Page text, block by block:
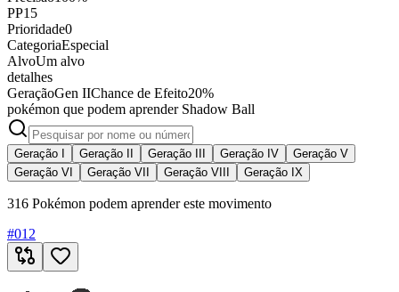
PP15
Prioridade0
CategoriaEspecial
AlvoUm alvo
detalhes
GeraçãoGen IIChance de Efeito20%
pokémon que podem aprender Shadow Ball
Geração I Geração II Geração III Geração IV
Geração V
Geração VI
Geração VII Geração VIII Geração IX
316 Pokémon podem aprender este movimento
#012